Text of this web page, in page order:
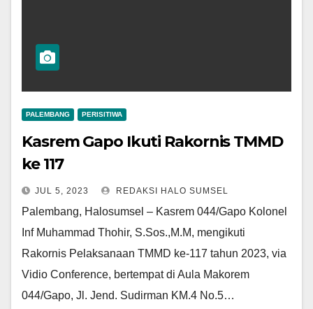
PALEMBANG PERISITIWA
Kasrem Gapo Ikuti Rakornis TMMD
ke 117
JUL 5, 2023 REDAKSI HALO SUMSEL
Palembang, Halosumsel – Kasrem 044/Gapo Kolonel
Inf Muhammad Thohir, S.Sos.,M.M, mengikuti
Rakornis Pelaksanaan TMMD ke-117 tahun 2023, via
Vidio Conference, bertempat di Aula Makorem
044/Gapo, Jl. Jend. Sudirman KM.4 No.5…